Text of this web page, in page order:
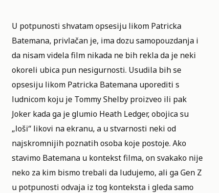
U potpunosti shvatam opsesiju likom Patricka
Batemana, privlačan je, ima dozu samopouzdanja i
da nisam videla film nikada ne bih rekla da je neki
okoreli ubica pun nesigurnosti. Usudila bih se
opsesiju likom Patricka Batemana uporediti s
ludnicom koju je Tommy Shelby proizveo ili pak
Joker kada ga je glumio Heath Ledger, obojica su
„loši“ likovi na ekranu, a u stvarnosti neki od
najskromnijih poznatih osoba koje postoje. Ako
stavimo Batemana u kontekst filma, on svakako nije
neko za kim bismo trebali da ludujemo, ali ga Gen Z
u potpunosti odvaja iz tog konteksta i gleda samo